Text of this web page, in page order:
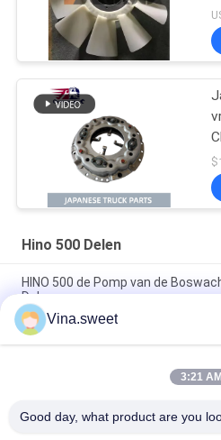
Hino 500 Delen
HINO 500 de Pomp van de
Delen
S130A-E0101 de Zuiger van Hino
vrachtwagenMotoronderdelen
HINO-Autodelen Hino van de
Vina.sweet
3:21 AM
Good day, what product are you